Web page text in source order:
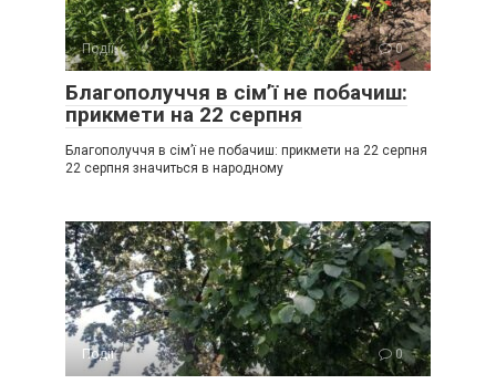
Події 0
Благополуччя в сім’ї не побачиш:
прикмети на 22 серпня
Благополуччя в сім’ї не побачиш: прикмети на 22 серпня
22 серпня значиться в народному
Події 0